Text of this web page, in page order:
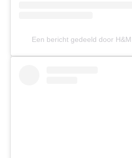
Een bericht gedeeld door